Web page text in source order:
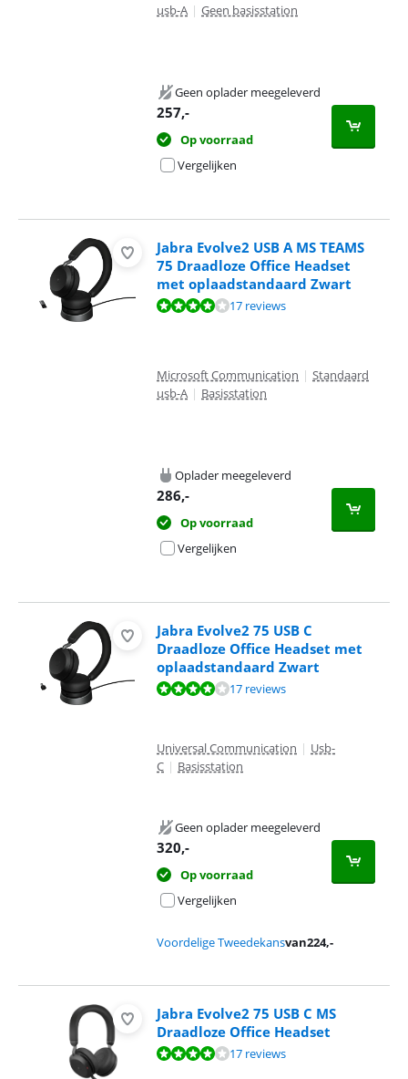
usb-A | Geen basisstation
Geen oplader meegeleverd
257,-
Op voorraad
Vergelijken
Jabra Evolve2 USB A MS TEAMS
75 Draadloze Office Headset
met oplaadstandaard Zwart
Beoordeling is 7,7 van de 10, gebaseerd op 17 reviews.
17 reviews
Microsoft Communication | Standaard
usb-A | Basisstation
Oplader meegeleverd
286,-
Op voorraad
Vergelijken
Jabra Evolve2 75 USB C
Draadloze Office Headset met
oplaadstandaard Zwart
Beoordeling is 7,7 van de 10, gebaseerd op 17 reviews.
17 reviews
Universal Communication | Usb-
C | Basisstation
Geen oplader meegeleverd
320,-
Op voorraad
Vergelijken
Voordelige Tweedekansvan224,-
Jabra Evolve2 75 USB C MS
Draadloze Office Headset
Beoordeling is 7,7 van de 10, gebaseerd op 17 reviews.
17 reviews